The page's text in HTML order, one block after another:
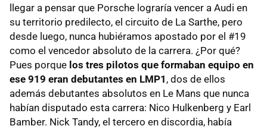
llegar a pensar que Porsche lograría vencer a Audi en
su territorio predilecto, el circuito de La Sarthe, pero
desde luego, nunca hubiéramos apostado por el #19
como el vencedor absoluto de la carrera. ¿Por qué?
Pues porque los tres pilotos que formaban equipo en
ese 919 eran debutantes en LMP1 , dos de ellos
además debutantes absolutos en Le Mans que nunca
habían disputado esta carrera: Nico Hulkenberg y Earl
Bamber. Nick Tandy, el tercero en discordia, había